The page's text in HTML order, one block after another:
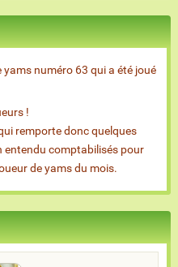
numéro 63 qui a été joué
!
remporte donc quelques
entendu comptabilisés pour
de yams du mois.